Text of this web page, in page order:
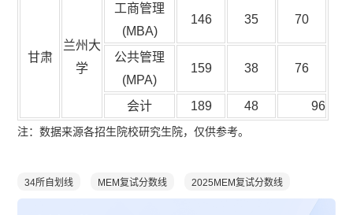
甘肃
兰州大
学
工商管理
(MBA)
146 35 70
公共管理
(MPA)
159 38 76
会计 189 48 96
注：数据来源各招生院校研究生院，仅供参考。
34所自划线 MEM复试分数线 2025MEM复试分数线